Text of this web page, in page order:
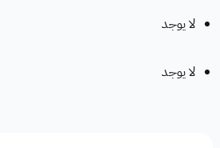
لا يوجد
لا يوجد